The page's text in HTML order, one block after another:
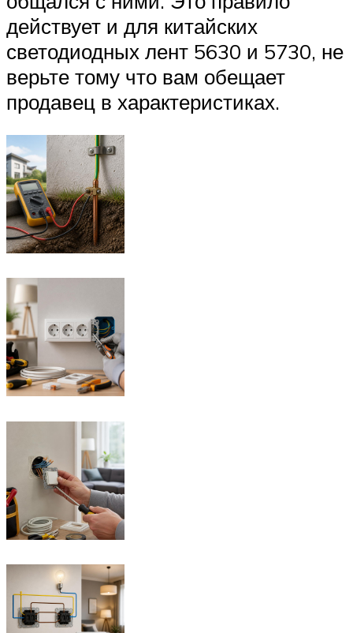
действует и для китайских
светодиодных лент 5630 и 5730, не
верьте тому что вам обещает
продавец в характеристиках.